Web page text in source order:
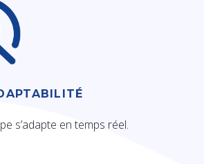
s’adapte en temps réel.